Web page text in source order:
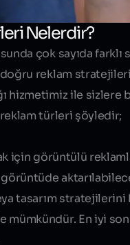
Nelerdir?
çok sayıda
reklam
hizmetimiz ile
türleri şöyledir;
için görüntülü
görüntüde
tasarım stratejilerini
mümkündür. En iyi